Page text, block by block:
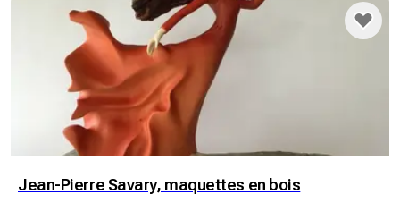
Jean-Pierre Savary, maquettes en bois